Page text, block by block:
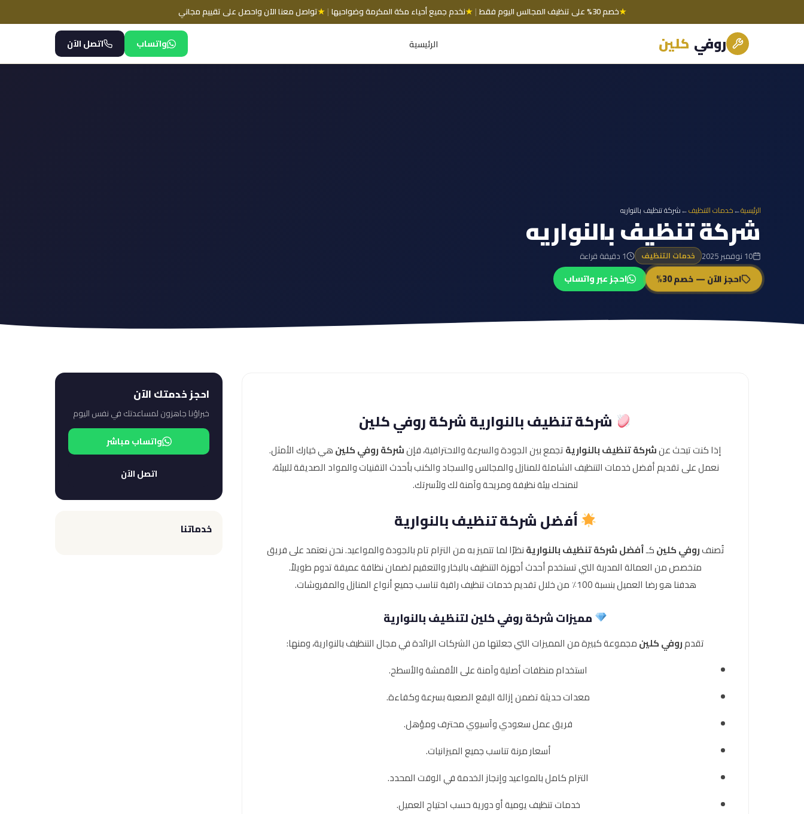
★خصم 30% على تنظيف المجالس اليوم فقط |
★نخدم جميع أحياء مكة المكرمة وضواحيها |
★تواصل معنا الآن واحصل على تقييم مجاني
روفي كلين الرئيسية واتساب اتصل الآن
الرئيسية←خدمات التنظيف←شركة تنظيف بالنواريه
شركة تنظيف بالنواريه
10 نوفمبر 2025 خدمات التنظيف 1 دقيقة قراءة
احجز الآن — خصم 30% احجز عبر واتساب
شركة تنظيف بالنوارية شركة روفي كلين
إذا كنت تبحث عنشركة تنظيف بالنواريةتجمع بين الجودة والسرعة والاحترافية، فإنشركة روفي كلينهي خيارك الأمثل.
نعمل على تقديم أفضل خدمات التنظيف الشاملة للمنازل والمجالس والسجاد والكنب بأحدث التقنيات والمواد الصديقة للبيئة،
لنمنحك بيئة نظيفة ومريحة وآمنة لك ولأسرتك.
أفضل شركة تنظيف بالنوارية
تُصنفروفي كلينكـأفضل شركة تنظيف بالنواريةنظرًا لما تتميز به من التزام تام بالجودة والمواعيد. نحن نعتمد على فريق
متخصص من العمالة المدربة التي تستخدم أحدث أجهزة التنظيف بالبخار والتعقيم لضمان نظافة عميقة تدوم طويلاً.
هدفنا هو رضا العميل بنسبة 100٪ من خلال تقديم خدمات تنظيف راقية تناسب جميع أنواع المنازل والمفروشات.
مميزات شركة روفي كلين لتنظيف بالنوارية
تقدمروفي كلينمجموعة كبيرة من المميزات التي جعلتها من الشركات الرائدة في مجال التنظيف بالنوارية، ومنها:
استخدام منظفات أصلية وآمنة على الأقمشة والأسطح.
معدات حديثة تضمن إزالة البقع الصعبة بسرعة وكفاءة.
فريق عمل سعودي وآسيوي محترف ومؤهل.
أسعار مرنة تناسب جميع الميزانيات.
التزام كامل بالمواعيد وإنجاز الخدمة في الوقت المحدد.
خدمات تنظيف يومية أو دورية حسب احتياج العميل.
احجز خدمتك الآن
خبراؤنا جاهزون لمساعدتك في نفس اليوم
واتساب مباشر
اتصل الآن
خدماتنا